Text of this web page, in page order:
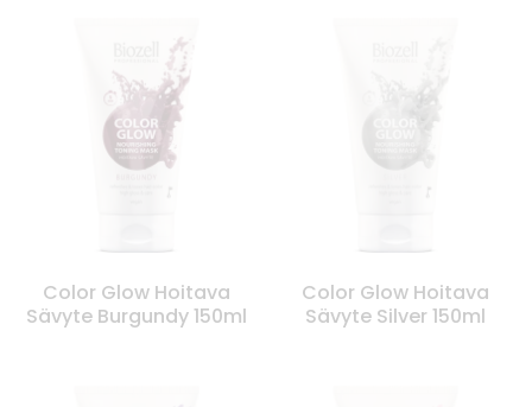
Color Glow Hoitava
Sävyte Burgundy 150ml
Color Glow Hoitava
Sävyte Silver 150ml